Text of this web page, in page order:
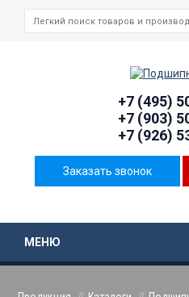
+7 (495)
+7 (903)
+7 (926)
Заказать звонок
МЕНЮ